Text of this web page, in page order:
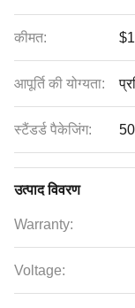
कीमत:
आपूर्ति की योग्यता:
स्टैंडर्ड पैकेजिंग: 50
उत्पाद विवरण
Warranty:
Voltage: